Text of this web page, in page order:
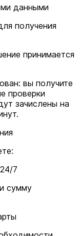
данными
получения
принимается
вы получите
проверки
зачислены на
7
сумму